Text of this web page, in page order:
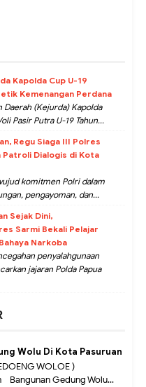
Kapolda Cup U-19
Kemenangan Perdana
Daerah (Kejurda) Kapolda
Pasir Putra U-19 Tahun...
Regu Siaga III Polres
Patroli Dialogis di Kota
komitmen Polri dalam
pengayoman, dan...
Sejak Dini,
Sarmi Bekali Pelajar
Narkoba
penyalahgunaan
jajaran Polda Papua
Wolu Di Kota Pasuruan
WOLOE )
Bangunan Gedung Wolu...